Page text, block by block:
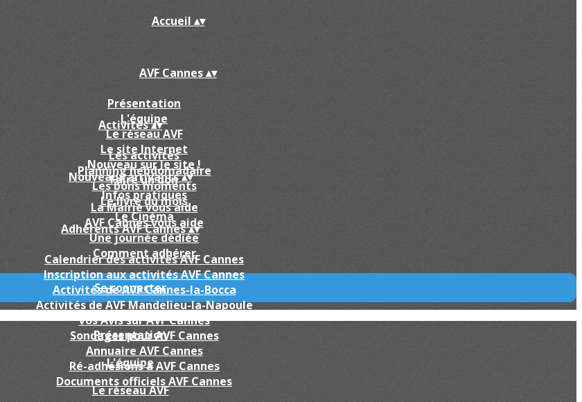
Accueil ▴▾
AVF Cannes▴▾
Présentation
L'équipe
Le réseau AVF
Le site Internet
Nouveau sur le site !
Faire un don
Infos pratiques
Activités▴▾
Les activités
Planning hebdomadaire
Les bons moments
Le livre du mois
Le Cinéma
Nouveaux arrivants▴▾
La Mairie vous aide
AVF Cannes vous aide
Une journée dédiée
Comment adhérer
Adhérents AVF Cannes▴▾
Calendrier des activités AVF Cannes
Inscription aux activités AVF Cannes
Activités de AVF Cannes-la-Bocca
Activités de AVF Mandelieu-la-Napoule
Vos Avis sur AVF Cannes
Sondages pour AVF Cannes
Annuaire AVF Cannes
Ré-adhésions a AVF Cannes
Documents officiels AVF Cannes
Se connecter
Présentation
L'équipe
Le réseau AVF